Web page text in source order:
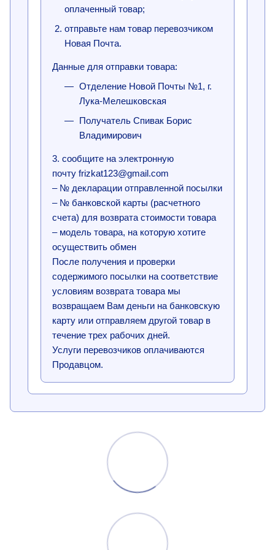
оплаченный товар;
отправьте нам товар перевозчиком
Новая Почта.
Данные для отправки товара:
Отделение Новой Почты №1, г.
Лука-Мелешковская
Получатель Спивак Борис
Владимирович
3. сообщите на электронную
почту frizkat123@gmail.com
– № декларации отправленной посылки
– № банковской карты (расчетного
счета) для возврата стоимости товара
– модель товара, на которую хотите
осуществить обмен
После получения и проверки
содержимого посылки на соответствие
условиям возврата товара мы
возвращаем Вам деньги на банковскую
карту или отправляем другой товар в
течение трех рабочих дней.
Услуги перевозчиков оплачиваются
Продавцом.